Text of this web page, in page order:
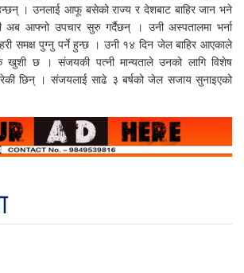
। उनलाई आफू बसेको राज्य र देशबाट बाहिर जान भने
अब आफ्नो उपचार सुरु गर्दैछन् । उनी अस्पतालमा भर्ना
समक्ष पुग्नु पर्ने हुन्छ । उनी १४ दिन जेल बाहिर आएकाले
खुशी छ । संजयकी पत्नी मान्यताले उनको लागि विशेष
छिन् । संजयलाई साढे ३ बर्षको जेल सजाय सुनाइएको